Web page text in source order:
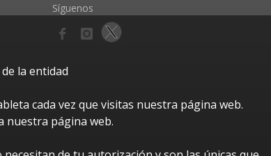
Síguenos
la entidad
cada vez que visitas nuestra página web.
nuestra página web.